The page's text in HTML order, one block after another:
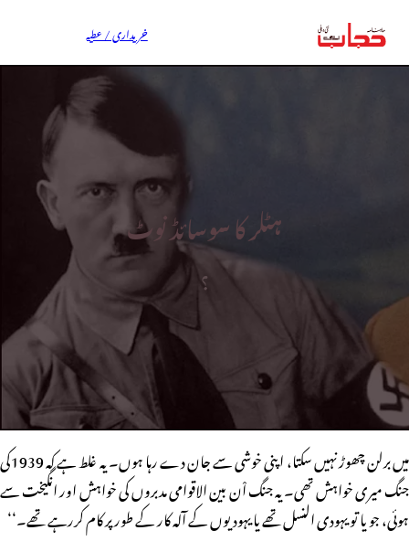
خریداری / عطیہ
ہٹلر کا سوسائڈ نوٹ
؟
میں برلن چھوڑ نہیں سکتا، اپنی خوشی سے جان دے رہا ہوں۔ یہ غلط ہے کہ 1939کی
جنگ میری خواہش تھی۔ یہ جنگ اْن بین الاقوامی مدبروں کی خواہش اور انگیخت سے
ہوئی، جو یا تو یہودی النسل تھے یا یہودیوں کے آلہ کار کے طور پر کام کررہے تھے۔‘‘